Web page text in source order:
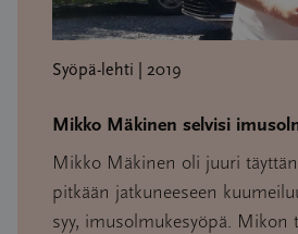
Syöpä-lehti | 2019
Mikko Mäkinen selvisi
Mikko Mäkinen oli juuri
pitkään jatkuneeseen
syy, imusolmukesyöpä. Mikon